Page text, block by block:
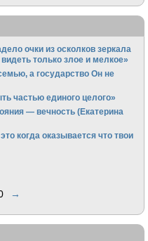
очки из осколков зеркала
только злое и мелкое»
а государство Он не
частью единого целого»
— вечность (Екатерина
когда оказывается что твои
→